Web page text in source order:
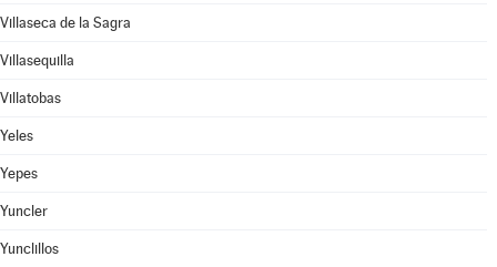
Villaseca de la Sagra
Villasequilla
Villatobas
Yeles
Yepes
Yuncler
Yunclillos